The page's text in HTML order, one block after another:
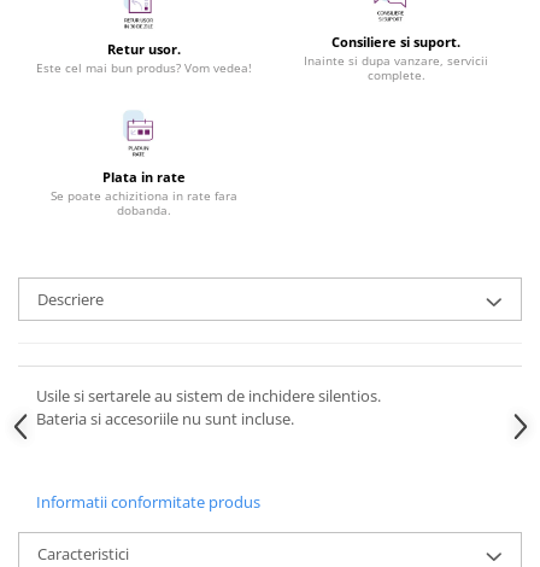
Retur usor.
Este cel mai bun produs? Vom vedea!
Consiliere si suport.
Inainte si dupa vanzare, servicii
complete.
Plata in rate
Se poate achizitiona in rate fara
dobanda.
Descriere
Usile si sertarele au sistem de inchidere silentios.
Bateria si accesoriile nu sunt incluse.
Informatii conformitate produs
Caracteristici